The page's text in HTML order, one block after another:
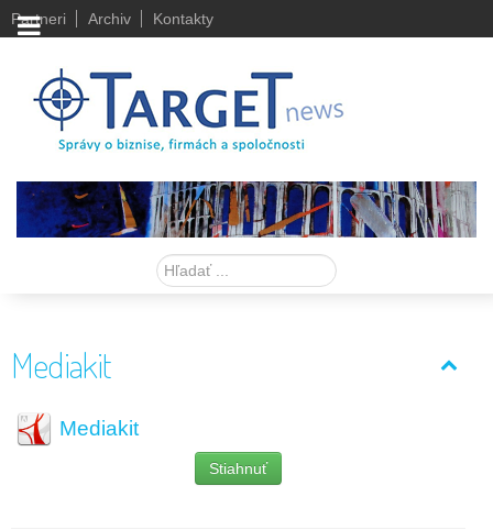
Partneri Archiv Kontakty
Hľadať
Mediakit
Mediakit
Stiahnuť